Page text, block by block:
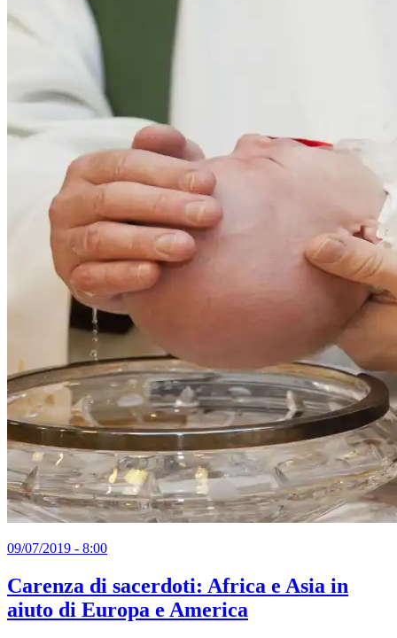
09/07/2019 - 8:00
Carenza di sacerdoti: Africa e Asia in
aiuto di Europa e America